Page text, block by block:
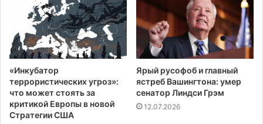
«Инкубатор
террористических угроз»:
что может стоять за
критикой Европы в новой
Стратегии США
Ярый русофоб и главный
ястреб Вашингтона: умер
сенатор Линдси Грэм
12.07.2026